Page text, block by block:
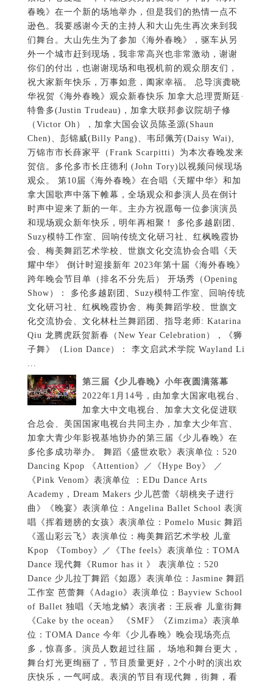
春晚》在一个新的场地举办，但是我们的热情一点不
逊色。我要感谢今天的主持人和大山先生再次来到我
们舞台。大山先生为了参加《海外春晚》，驱车从另
外一个城市赶到现场，我非常高兴也非常激动，谢谢
你们的付出，也谢谢现场和电视机前的观众朋友们，
祝大家新年快乐，万事如意，阖家幸福。 总导演龚晓
华祝贺《海外春晚》观众新春快乐 加拿大总理贾斯廷·
特鲁多(Justin Trudeau)，加拿大联邦参议院胡子修
（Victor Oh），加拿大国会议员陈圣源(Shaun
Chen)、彭锦威(Billy Pang)、韦邱佩芳(Daisy Wai),
万锦市市长薛家平（Frank Scarpitti）为本次春晚发来
贺信。多伦多市长庄德利 (John Tory)以视频问候现场
观众。 第10届《海外春晚》在合唱《天耀中华》和加
拿大国歌声中落下帷幕，全场观众和参演人员在倒计
时声中迎来了新的一年。主办方祝愿每一位参演演员
和现场观众新年快乐，明年再相聚！ 多伦多越剧团、
Suzy模特工作室、回响传统文化研习社、红枫晚霞协
会、梅美舞蹈艺术学校、世旗文化交流协会合唱《天
耀中华》 倒计时迎接新年 2023年第十届《海外春晚》
跨年晚会节目单（排名不分先后） 开场秀（Opening
Show）： 多伦多越剧团、Suzy模特工作室、回响传统
文化研习社、红枫晚霞协舍、梅美舞蹈学校、世旗文
化交流协会、文化林杜兰舞蹈团、指导老师: Katarina
Qiu 龙腾虎跃贺新春（New Year Celebration），《狮
子舞》（Lion Dance）： 李文启武术学院 Wayland Li
...
第三届《少儿春晚》小年夜圆满落幕
2022年1月14号，由加拿大国家电视台、
加拿大中文电视台、加拿大文化促进联
合总会、美国国家电视台共同主办，加拿大少年宫、
加拿大青少年影视基地协办的第三届《少儿春晚》在
多伦多成功举办。 舞蹈《盛世欢歌》表演单位：520
Dancing Kpop 《Attention》／《Hype Boy》 ／
《Pink Venom》表演单位 ：EDu Dance Arts
Academy，Dream Makers 少儿芭蕾《胡桃夹子进行
曲》《晚宴》表演单位：Angelina Ballet School 表演
唱《挥着翅膀的女孩》表演单位：Pomelo Music 舞蹈
《遥山彩云飞》表演单位：梅美舞蹈艺术学校 儿童
Kpop 《Tomboy》／《The feels》表演单位：TOMA
Dance 现代舞《Rumor has it 》 表演单位：520
Dance 少儿拉丁舞蹈《如愿》表演单位：Jasmine 舞蹈
工作室 芭蕾舞《Adagio》表演单位：Bayview School
of Ballet 独唱《天地龙鳞》表演者：王辰睿 儿童街舞
《Cake by the ocean》 《SMF》《Zimzima》表演单
位：TOMA Dance 今年《少儿春晚》晚会现场亮点
多，惊喜多。演员人数超过往届， 场地和舞台更大，
舞台灯光更绚丽了，节目质量更好，2个小时的演出欢
庆快乐，一气呵成。表演的节目有现代舞，街舞，看